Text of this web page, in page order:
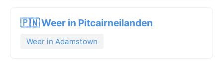
🇵🇳 Weer in Pitcairneilanden
Weer in Adamstown